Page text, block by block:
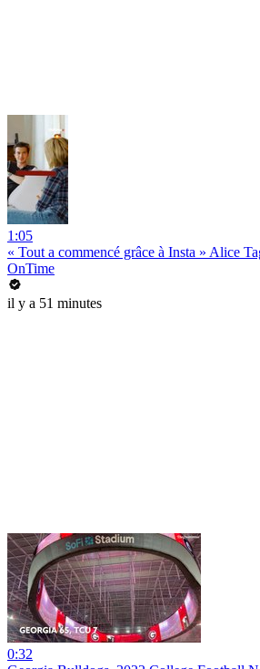
1:05
« Tout a commencé grâce à Insta » Alice
OnTime
il y a 51 minutes
0:32